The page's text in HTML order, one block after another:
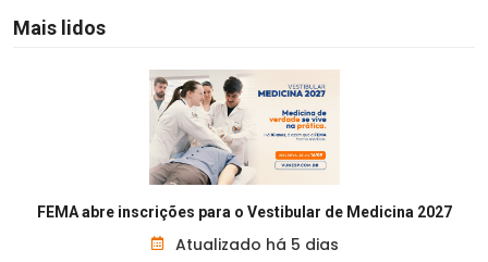
Mais lidos
FEMA abre inscrições para o Vestibular de Medicina 2027
Atualizado há 5 dias